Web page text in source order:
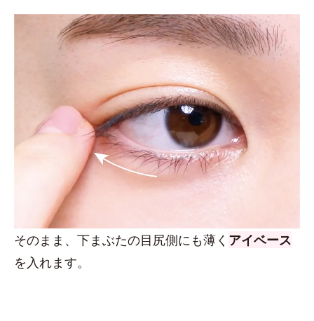
そのまま、下まぶたの目尻側にも薄く アイベース
を入れます。